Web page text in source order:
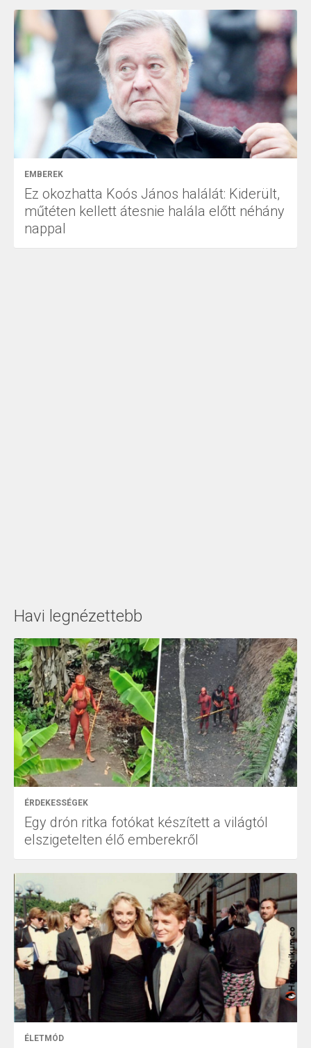
EMBEREK
Ez okozhatta Koós János halálát: Kiderült,
műtéten kellett átesnie halála előtt néhány
nappal
Havi legnézettebb
ÉRDEKESSÉGEK
Egy drón ritka fotókat készített a világtól
elszigetelten élő emberekről
ÉLETMÓD